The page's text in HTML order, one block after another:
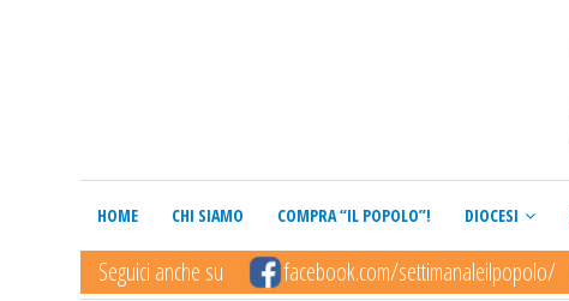
HOME CHI SIAMO COMPRA “IL POPOLO”! DIOCESI
Seguici anche su facebook.com/settimanaleilpopolo/